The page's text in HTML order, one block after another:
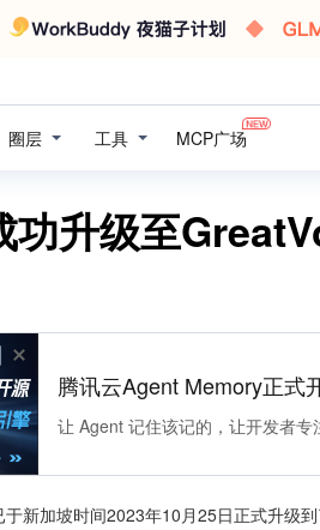
圈层 工具 MCP广场
功升级至
腾讯云Agent Memory正式
让 Agent 记住该记的，让开发者专
新加坡时间2023年10月25日正式升级